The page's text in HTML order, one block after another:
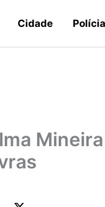
Cidade Polícia